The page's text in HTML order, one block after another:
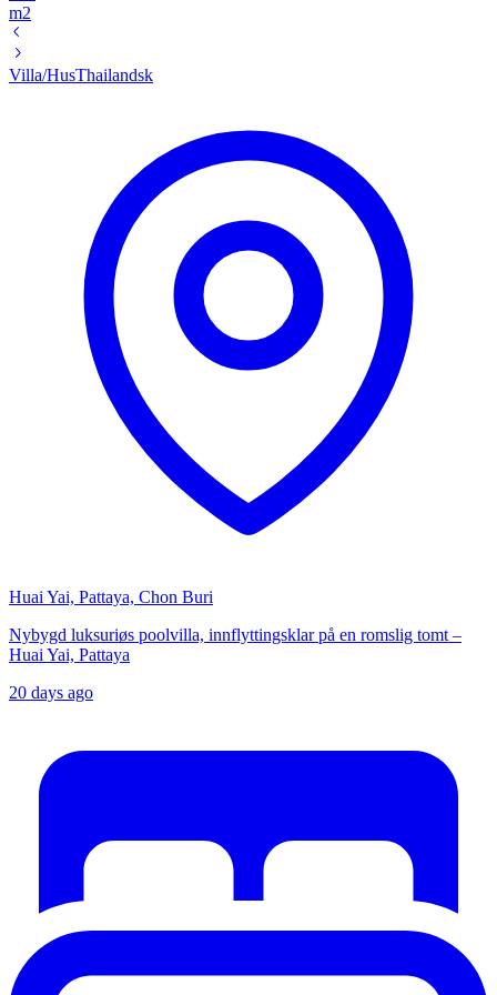
m2
Villa/HusThailandsk
Huai Yai, Pattaya, Chon Buri
Nybygd luksuriøs poolvilla, innflyttingsklar på en romslig tomt –
Huai Yai, Pattaya
20 days ago